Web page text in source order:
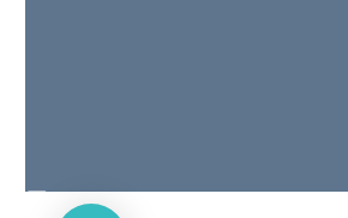
1. Joh. 1:1-3